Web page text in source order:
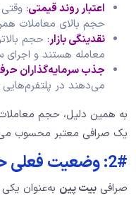
اعتبار روند قیمتی:
حجم بالای معاملات
نقدینگی بازار: حجم
معامله هستند و اجرای
جذب سرمایه‌گذاران
می‌دهند در پلتفرم‌هایی
به همین دلیل، حجم
یک صرافی معتبر محسوب
2#: وضعیت فعلی حجم معاملات در بیت پین
صرافی بیت پین به‌عنوان